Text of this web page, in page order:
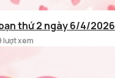
thứ 2 ngày 6/4/2026
lượt xem